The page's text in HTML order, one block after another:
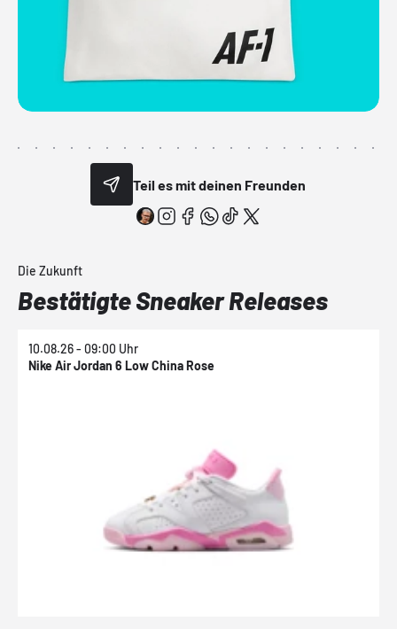
Teil es mit deinen Freunden
Die Zukunft
Bestätigte Sneaker Releases
10.08.26 - 09:00 Uhr
Nike Air Jordan 6 Low China Rose